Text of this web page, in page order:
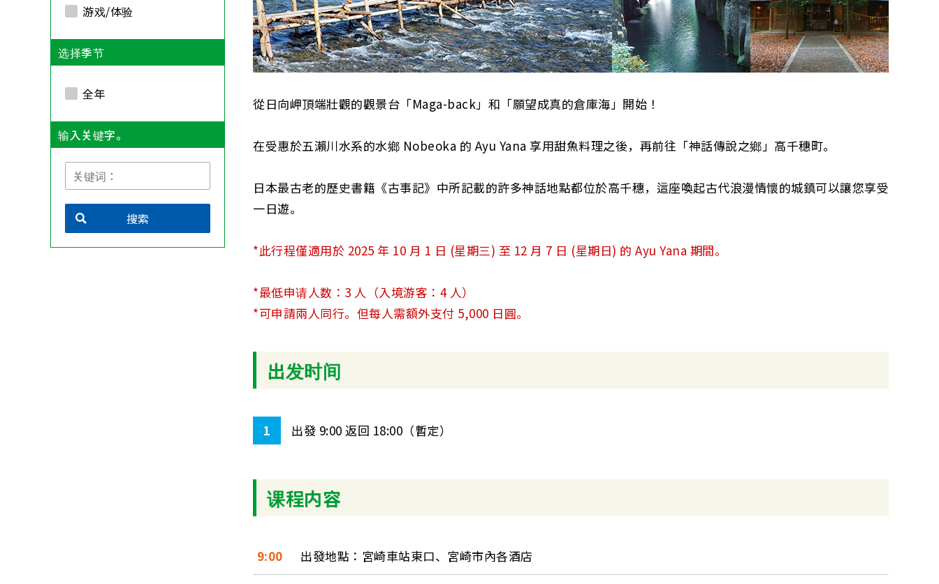
從日向岬頂端壯觀的觀景台「Maga-back」和「願望成真的倉庫海」開始！
在受惠於五瀨川水系的水鄉 Nobeoka 的 Ayu Yana 享用甜魚料理之後，再前往「神話傳說之鄉」高千穗町。
日本最古老的歷史書籍《古事記》中所記載的許多神話地點都位於高千穗，這座喚起古代浪漫情懷的城鎮可以讓您享受
一日遊。
*此行程僅適用於 2025 年 10 月 1 日 (星期三) 至 12 月 7 日 (星期日) 的 Ayu Yana 期間。
*最低申请人数：3 人（入境游客：4 人）
*可申請兩人同行。但每人需額外支付 5,000 日圓。
出发时间
1 出發 9:00 返回 18:00（暫定）
课程内容
9:00 出發地點：宮崎車站東口、宮崎市內各酒店
游戏/体验
选择季节
全年
输入关键字。
搜索